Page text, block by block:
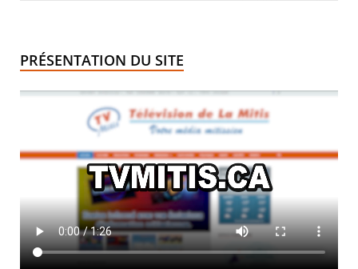
PRÉSENTATION DU SITE